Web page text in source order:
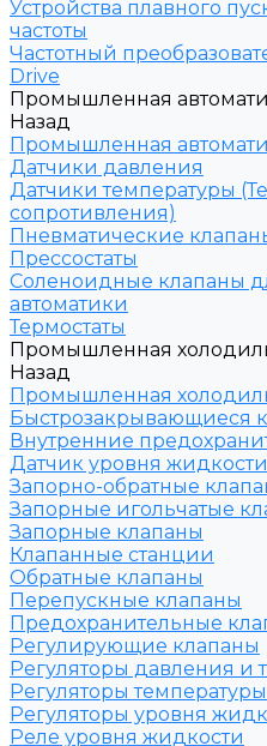
Устройства плавного
частоты
Частотный
Drive
Промышленная
Назад
Промышленная
Датчики давления
Датчики температуры
сопротивления)
Пневматические
Прессостаты
Соленоидные клапаны
автоматики
Термостаты
Промышленная
Назад
Промышленная
Быстрозакрывающиеся
Внутренние
Датчик уровня жидкости
Запорно-обратные
Запорные игольчатые
Запорные клапаны
Клапанные станции
Обратные клапаны
Перепускные клапаны
Предохранительные
Регулирующие клапаны
Регуляторы давления и
Регуляторы
Регуляторы уровня
Реле уровня жидкости